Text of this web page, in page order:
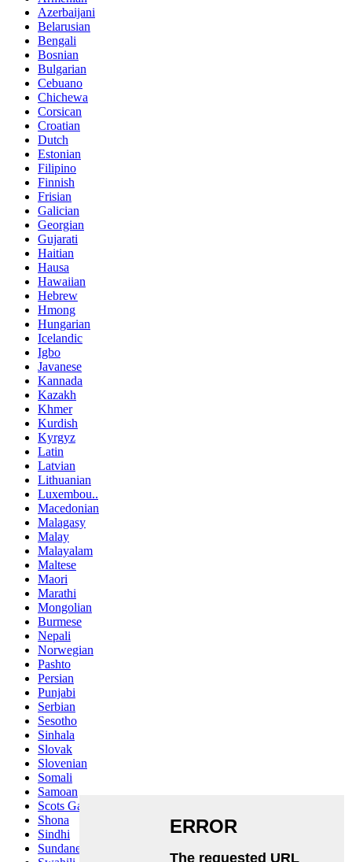
Azerbaijani
Belarusian
Bengali
Bosnian
Bulgarian
Cebuano
Chichewa
Corsican
Croatian
Dutch
Estonian
Filipino
Finnish
Frisian
Galician
Georgian
Gujarati
Haitian
Hausa
Hawaiian
Hebrew
Hmong
Hungarian
Icelandic
Igbo
Javanese
Kannada
Kazakh
Khmer
Kurdish
Kyrgyz
Latin
Latvian
Lithuanian
Luxembou..
Macedonian
Malagasy
Malay
Malayalam
Maltese
Maori
Marathi
Mongolian
Burmese
Nepali
Norwegian
Pashto
Persian
Punjabi
Serbian
Sesotho
Sinhala
Slovak
Slovenian
Somali
Samoan
Scots Gaelic
Shona
Sindhi
Sundanese